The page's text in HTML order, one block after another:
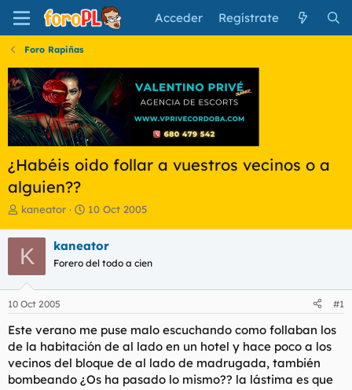
Acceder Regístrate
Foro Rapiñas
¿Habéis oido follar a vuestros vecinos o a
alguien??
I
i
c
i
a
d
o
d
e
l
t
kaneator
F
h
a
e
i
c
i
o
10 Oct 2005
K kaneator
Forero del todo a cien
10 Oct 2005 #1
Este verano me puse malo escuchando como follaban los
de la habitación de al lado en un hotel y hace poco a los
vecinos del bloque de al lado de madrugada, también
bombeando ¿Os ha pasado lo mismo?? la lástima es que